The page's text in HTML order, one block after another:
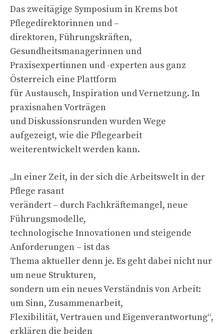
Das zweitägige Symposium in Krems bot
Pflegedirektorinnen und –
direktoren, Führungskräften,
Gesundheitsmanagerinnen und
Praxisexpertinnen und -experten aus ganz
Österreich eine Plattform
für Austausch, Inspiration und Vernetzung. In
praxisnahen Vorträgen
und Diskussionsrunden wurden Wege
aufgezeigt, wie die Pflegearbeit
weiterentwickelt werden kann.
„In einer Zeit, in der sich die Arbeitswelt in der
Pflege rasant
verändert – durch Fachkräftemangel, neue
Führungsmodelle,
technologische Innovationen und steigende
Anforderungen – ist das
Thema aktueller denn je. Es geht dabei nicht nur
um neue Strukturen,
sondern um ein neues Verständnis von Arbeit:
um Sinn, Zusammenarbeit,
Flexibilität, Vertrauen und Eigenverantwortung“,
erklären die beiden